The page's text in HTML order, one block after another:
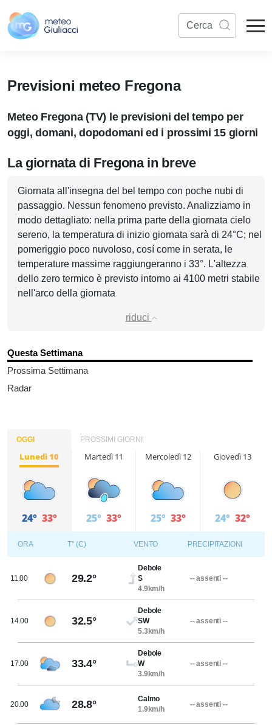
Previsioni meteo Fregona
Meteo Fregona (TV) le previsioni del tempo per
oggi, domani, dopodomani ed i prossimi 15 giorni
La giornata di Fregona in breve
Giornata all'insegna del bel tempo con poche nubi di
passaggio. Nessun fenomeno previsto. Analizziamo in
modo dettagliato: nella prima parte della giornata cielo
sereno, la temperatura di inizio giornata sarà di 24°C; nel
pomeriggio poco nuvoloso, cosí come in serata, le
temperature massime raggiungeranno i 33°. L'altezza
dello zero termico è previsto intorno ai 4100 metri stabile
nell'arco della giornata
riduci
Questa Settimana
Prossima Settimana
Radar
OGGI PROSSIMI GIORNI
Lunedì 10
24° 33°
Martedì 11
25° 33°
Mercoledì 12
25° 33°
Giovedì 13
24° 32°
ORA T° (C) VENTO PRECIPITAZIONI
11.00 29.2°
Debole
S
4.9km/h
-- assenti --
14.00 32.5°
Debole
SW
5.3km/h
-- assenti --
17.00 33.4°
Debole
W
3.9km/h
-- assenti --
20.00 28.8°
Calmo
1.9km/h
-- assenti --